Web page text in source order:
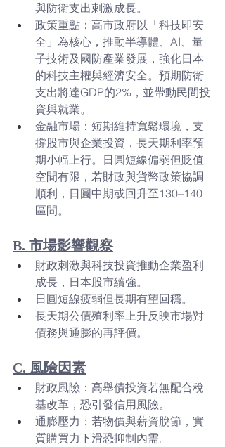
與防衛支出刺激成長。
政策重點：高市政府以「科技即安
全」為核心，推動半導體、AI、量
子技術及國防產業發展，強化日本
的科技主權與經濟安全。預期防衛
支出將達GDP的2%，並帶動民間投
資與就業。
金融市場：短期維持寬鬆環境，支
撐股市與企業投資，長天期利率預
期小幅上行。日圓短線偏弱但貶值
空間有限，若財政與貨幣政策協調
順利，日圓中期或回升至130–140
區間。
B. 市場影響觀察
財政刺激與科技投資推動企業盈利
成長，日本股市續強。
日圓短線疲弱但長期有望回穩。
長天期公債殖利率上升反映市場對
債務與通膨的再評價。
C. 風險因素
財政風險：高舉債投資若無配合稅
基改革，恐引發信用風險。
通膨壓力：若物價與薪資脫節，實
質購買力下滑恐抑制內需。